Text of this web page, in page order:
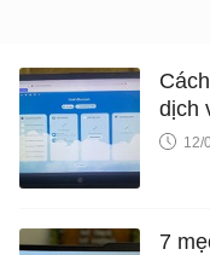
dịch
12/
7